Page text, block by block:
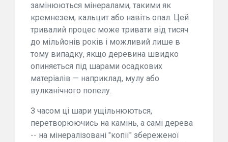
замінюються мінералами, такими як
кремнезем, кальцит або навіть опал. Цей
тривалий процес може тривати від тисяч
до мільйонів років і можливий лише в
тому випадку, якщо деревина швидко
опиняється під шарами осадкових
матеріалів — наприклад, мулу або
вулканічного попелу.
З часом ці шари ущільнюються,
перетворюючись на камінь, а самі дерева
-- на мінералізовані "копії" збереженої